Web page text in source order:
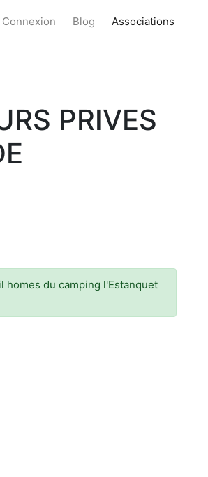
Connexion Blog Associations
PRIVES
du camping l'Estanquet